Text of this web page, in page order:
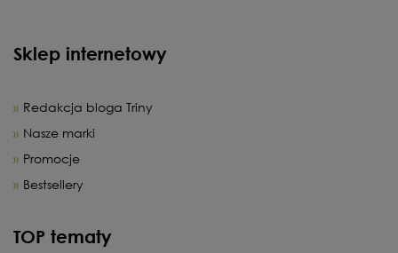
Sklep internetowy
Redakcja bloga Triny
Nasze marki
Promocje
Bestsellery
TOP tematy